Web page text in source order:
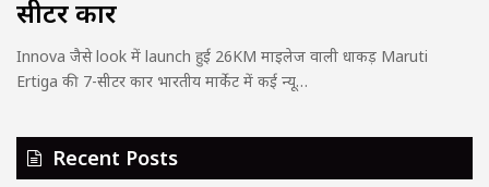
सीटर कार
Innova जैसे look में launch हुई 26KM माइलेज वाली धाकड़ Maruti
Ertiga की 7-सीटर कार भारतीय मार्केट में कई न्यू…
Recent Posts